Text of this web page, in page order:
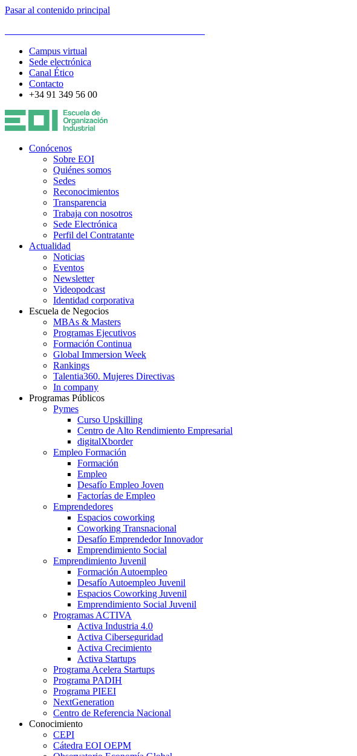
Pasar al contenido principal
Campus virtual
Sede electrónica
Canal Ético
Contacto
+34 91 349 56 00
Conócenos
Sobre EOI
Quiénes somos
Sedes
Reconocimientos
Transparencia
Trabaja con nosotros
Sede Electrónica
Perfil del Contratante
Actualidad
Noticias
Eventos
Newsletter
Videopodcast
Identidad corporativa
Escuela de Negocios
MBAs & Masters
Programas Ejecutivos
Formación Continua
Global Immersion Week
Rankings
Talentia360. Mujeres Directivas
In company
Programas Públicos
Pymes
Curso Upskilling
Centro de Alto Rendimiento Empresarial
digitalXborder
Empleo Formación
Formación
Empleo
Desafío Empleo Joven
Factorías de Empleo
Emprendedores
Espacios coworking
Coworking Transnacional
Desafío Emprendedor Innovador
Emprendimiento Social
Emprendimiento Juvenil
Formación Autoempleo
Desafío Autoempleo Juvenil
Espacios Coworking Juvenil
Emprendimiento Social Juvenil
Programas ACTIVA
Activa Industria 4.0
Activa Ciberseguridad
Activa Crecimiento
Activa Startups
Programa Acelera Startups
Programa PADIH
Programa PIEEI
NextGeneration
Centro de Referencia Nacional
Conocimiento
CEPI
Cátedra EOI OEPM